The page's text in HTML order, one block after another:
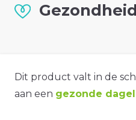
Gezondheid
Dit product valt in de
aan een gezonde